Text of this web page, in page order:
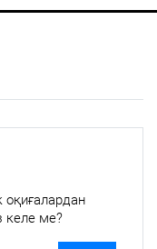
келе ме?